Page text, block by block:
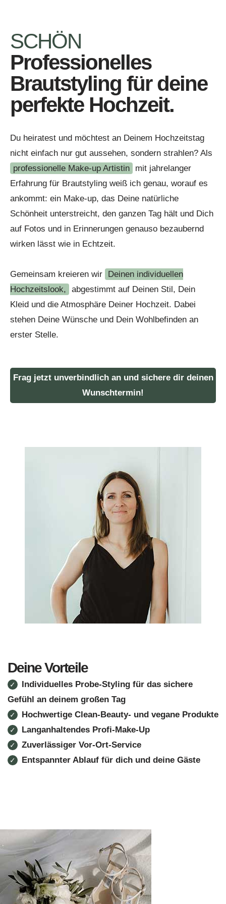
SCHÖN
Professionelles
Brautstyling für deine
perfekte Hochzeit.
Du heiratest und möchtest an Deinem Hochzeitstag
nicht einfach nur gut aussehen, sondern strahlen? Als
professionelle Make-up Artistin
mit jahrelanger
Erfahrung für Brautstyling weiß ich genau, worauf es
ankommt: ein Make-up, das Deine natürliche
Schönheit unterstreicht, den ganzen Tag hält und Dich
auf Fotos und in Erinnerungen genauso bezaubernd
wirken lässt wie in Echtzeit.
Gemeinsam kreieren wir
Deinen individuellen
Hochzeitslook,
abgestimmt auf Deinen Stil, Dein
Kleid und die Atmosphäre Deiner Hochzeit. Dabei
stehen Deine Wünsche und Dein Wohlbefinden an
erster Stelle.
Frag jetzt unverbindlich an und sichere dir deinen
Wunschtermin!
Deine Vorteile
✓
Individuelles Probe-Styling für das sichere
Gefühl an deinem großen Tag
✓ Hochwertige Clean-Beauty- und vegane Produkte
✓ Langanhaltendes Profi-Make-Up
✓ Zuverlässiger Vor-Ort-Service
✓ Entspannter Ablauf für dich und deine Gäste